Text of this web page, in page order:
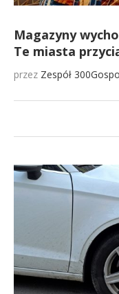
Magazyny
Te miasta
przez Zespół